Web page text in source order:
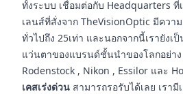
ทั้งระบบ เชื่อมต่อกับ Headquarters ที่
เลนส์ที่สั่งจาก TheVisionOptic มีควา
ทั่วไปถึง 25เท่า และนอกจากนี้เรายัง
แว่นตาของแบรนด์ชั้นนำของโลกอย่าง
Rodenstock , Nikon , Essilor และ
เคสเร่งด่วน สามารถรอรับได้เลย เรา